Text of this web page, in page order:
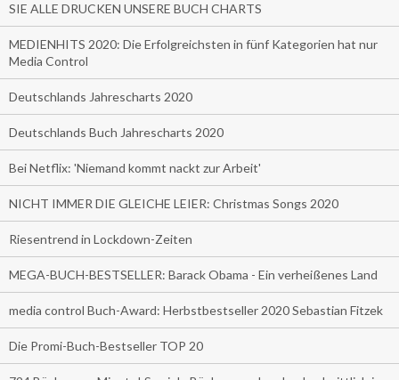
SIE ALLE DRUCKEN UNSERE BUCH CHARTS
MEDIENHITS 2020: Die Erfolgreichsten in fünf Kategorien hat nur
Media Control
Deutschlands Jahrescharts 2020
Deutschlands Buch Jahrescharts 2020
Bei Netflix: 'Niemand kommt nackt zur Arbeit'
NICHT IMMER DIE GLEICHE LEIER: Christmas Songs 2020
Riesentrend in Lockdown-Zeiten
MEGA-BUCH-BESTSELLER: Barack Obama - Ein verheißenes Land
media control Buch-Award: Herbstbestseller 2020 Sebastian Fitzek
Die Promi-Buch-Bestseller TOP 20